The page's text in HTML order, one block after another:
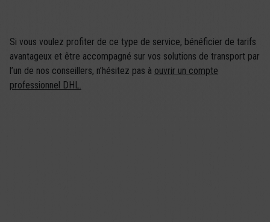
Si vous voulez profiter de ce type de service, bénéficier de tarifs
avantageux et être accompagné sur vos solutions de transport par
l’un de nos conseillers, n’hésitez pas à ouvrir un compte
professionnel DHL.